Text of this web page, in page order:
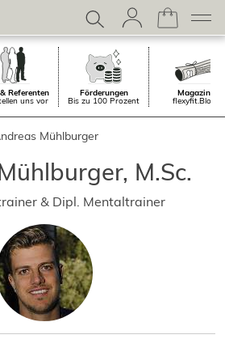
Referenten
uns vor
Förderungen
Bis zu 100 Prozent
Magazin.
flexyfit.Blog
Mühlburger
M.Sc.
& Dipl. Mentaltrainer